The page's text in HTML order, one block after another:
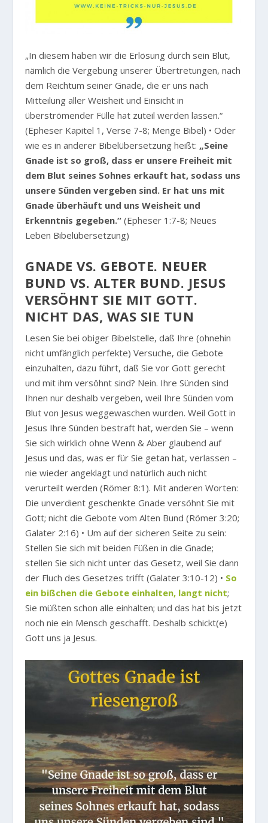
„In diesem haben wir die Erlösung durch sein Blut,
nämlich die Vergebung unserer Übertretungen, nach
dem Reichtum seiner Gnade, die er uns nach
Mitteilung aller Weisheit und Einsicht in
überströmender Fülle hat zuteil werden lassen.“
(Epheser Kapitel 1, Verse 7-8; Menge Bibel) • Oder
wie es in anderer Bibelübersetzung heißt: „Seine
Gnade ist so groß, dass er unsere Freiheit mit
dem Blut seines Sohnes erkauft hat, sodass uns
unsere Sünden vergeben sind. Er hat uns mit
Gnade überhäuft und uns Weisheit und
Erkenntnis gegeben.“ (Epheser 1:7-8; Neues
Leben Bibelübersetzung)
GNADE VS. GEBOTE. NEUER
BUND VS. ALTER BUND. JESUS
VERSÖHNT SIE MIT GOTT.
NICHT DAS, WAS SIE TUN
Lesen Sie bei obiger Bibelstelle, daß Ihre (ohnehin
nicht umfänglich perfekte) Versuche, die Gebote
einzuhalten, dazu führt, daß Sie vor Gott gerecht
und mit ihm versöhnt sind? Nein. Ihre Sünden sind
Ihnen nur deshalb vergeben, weil Ihre Sünden vom
Blut von Jesus weggewaschen wurden. Weil Gott in
Jesus Ihre Sünden bestraft hat, werden Sie – wenn
Sie sich wirklich ohne Wenn & Aber glaubend auf
Jesus und das, was er für Sie getan hat, verlassen –
nie wieder angeklagt und natürlich auch nicht
verurteilt werden (Römer 8:1). Mit anderen Worten:
Die unverdient geschenkte Gnade versöhnt Sie mit
Gott; nicht die Gebote vom Alten Bund (Römer 3:20;
Galater 2:16) • Um auf der sicheren Seite zu sein:
Stellen Sie sich mit beiden Füßen in die Gnade;
stellen Sie sich nicht unter das Gesetz, weil Sie dann
der Fluch des Gesetzes trifft (Galater 3:10-12) • So
ein bißchen die Gebote einhalten, langt nicht;
Sie müßten schon alle einhalten; und das hat bis jetzt
noch nie ein Mensch geschafft. Deshalb schickt(e)
Gott uns ja Jesus.